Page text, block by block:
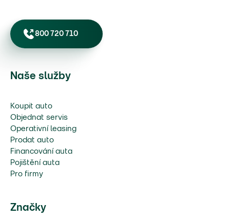
800 720 710
Naše služby
Koupit auto
Objednat servis
Operativní leasing
Prodat auto
Financování auta
Pojištění auta
Pro firmy
Značky